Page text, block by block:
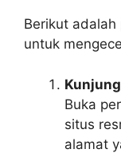
Berikut
untuk
Buka
situs
alamat